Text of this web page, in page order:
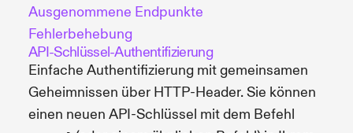
Ausgenommene Endpunkte
Fehlerbehebung
API-Schlüssel-Authentifizierung
Einfache Authentifizierung mit gemeinsamen
Geheimnissen über HTTP-Header. Sie können
einen neuen API-Schlüssel mit dem Befehl